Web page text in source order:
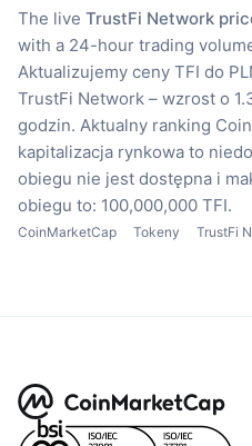
The live TrustFi Network
with a 24-hour trading
Aktualizujemy ceny TFI do
TrustFi Network – wzrost o
godzin. Aktualny ranking
kapitalizacja rynkowa to
obiegu nie jest dostępna i
obiegu to: 100,000,000 TFI.
CoinMarketCap Tokeny TrustFi